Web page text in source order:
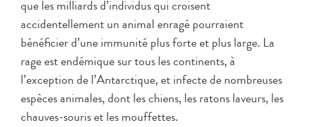
que les milliards d’individus qui croisent
accidentellement un animal enragé pourraient
bénéficier d’une immunité plus forte et plus large. La
rage est endémique sur tous les continents, à
l’exception de l’Antarctique, et infecte de nombreuses
espèces animales, dont les chiens, les ratons laveurs, les
chauves-souris et les mouffettes.